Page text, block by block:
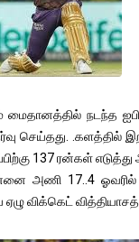
நடந்த
செய்தது.
137 ரன்கள்
அணி 17..4 ஓவரில்
விக்கெட்